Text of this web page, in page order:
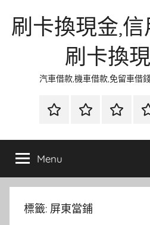
刷卡換現金,
刷卡換
汽車借款,機車借款,免留車借
首
當
金
網
資
流
時
Menu
標籤: 屏東當鋪